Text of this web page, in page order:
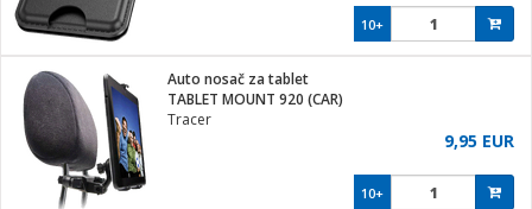
10+
Auto nosač za tablet
TABLET MOUNT 920 (CAR)
Tracer
9,95 EUR
10+